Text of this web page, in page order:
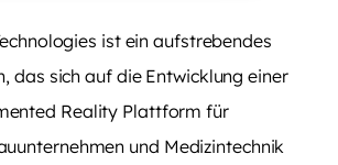
ist ein aufstrebendes
das sich auf die Entwicklung einer
Reality Plattform für
und Medizintechnik